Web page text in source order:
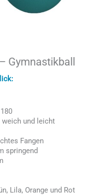
Gymnastikball
weich und leicht
Fangen
springend
Lila, Orange und Rot